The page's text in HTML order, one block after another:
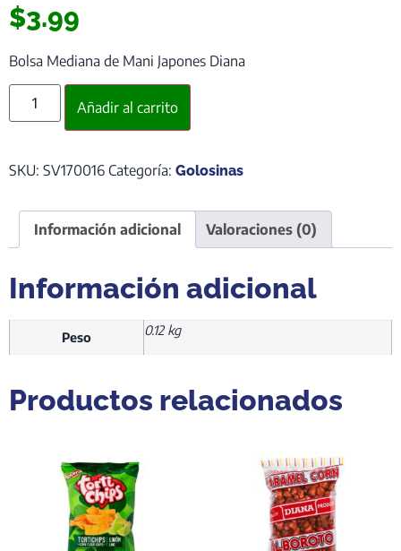
$3.99
Bolsa Mediana de Mani Japones Diana
Añadir al carrito
SKU: SV170016 Categoría: Golosinas
Información adicional Valoraciones (0)
Información adicional
Peso 0.12 kg
Productos relacionados